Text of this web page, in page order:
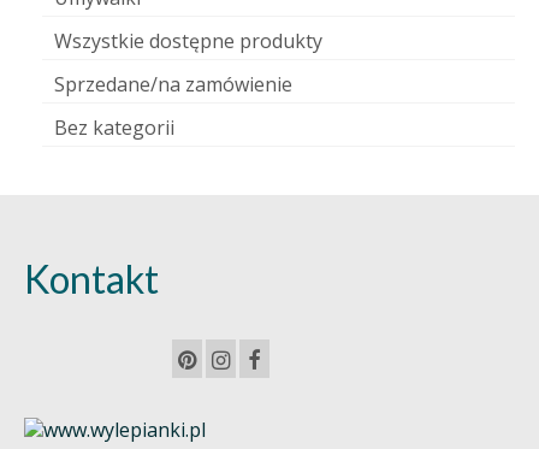
Wszystkie dostępne produkty
Sprzedane/na zamówienie
Bez kategorii
Kontakt